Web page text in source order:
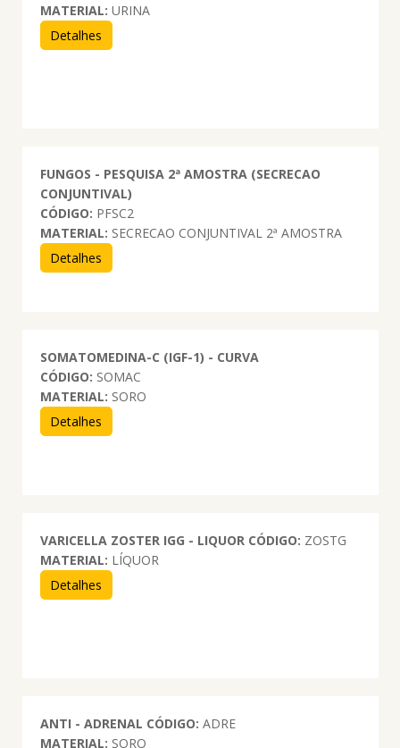
MATERIAL: URINA
Detalhes
FUNGOS - PESQUISA 2ª AMOSTRA (SECRECAO
CONJUNTIVAL)
CÓDIGO: PFSC2
MATERIAL: SECRECAO CONJUNTIVAL 2ª AMOSTRA
Detalhes
SOMATOMEDINA-C (IGF-1) - CURVA
CÓDIGO: SOMAC
MATERIAL: SORO
Detalhes
VARICELLA ZOSTER IGG - LIQUOR CÓDIGO: ZOSTG
MATERIAL: LÍQUOR
Detalhes
ANTI - ADRENAL CÓDIGO: ADRE
MATERIAL: SORO